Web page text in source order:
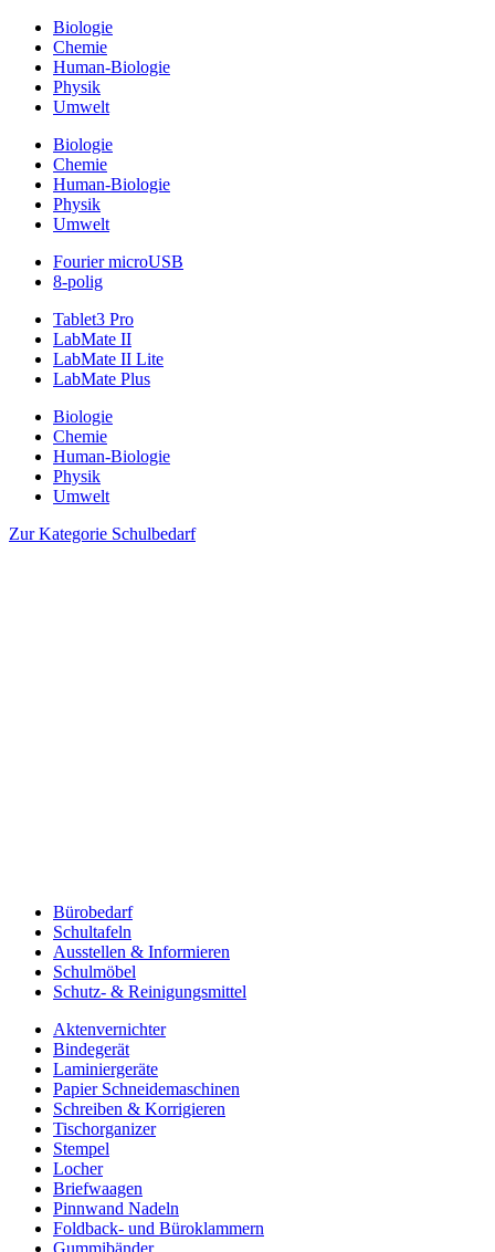
Biologie
Chemie
Human-Biologie
Physik
Umwelt
Biologie
Chemie
Human-Biologie
Physik
Umwelt
Fourier microUSB
8-polig
Tablet3 Pro
LabMate II
LabMate II Lite
LabMate Plus
Biologie
Chemie
Human-Biologie
Physik
Umwelt
Zur Kategorie Schulbedarf
Bürobedarf
Schultafeln
Ausstellen & Informieren
Schulmöbel
Schutz- & Reinigungsmittel
Aktenvernichter
Bindegerät
Laminiergeräte
Papier Schneidemaschinen
Schreiben & Korrigieren
Tischorganizer
Stempel
Locher
Briefwaagen
Pinnwand Nadeln
Foldback- und Büroklammern
Gummibänder